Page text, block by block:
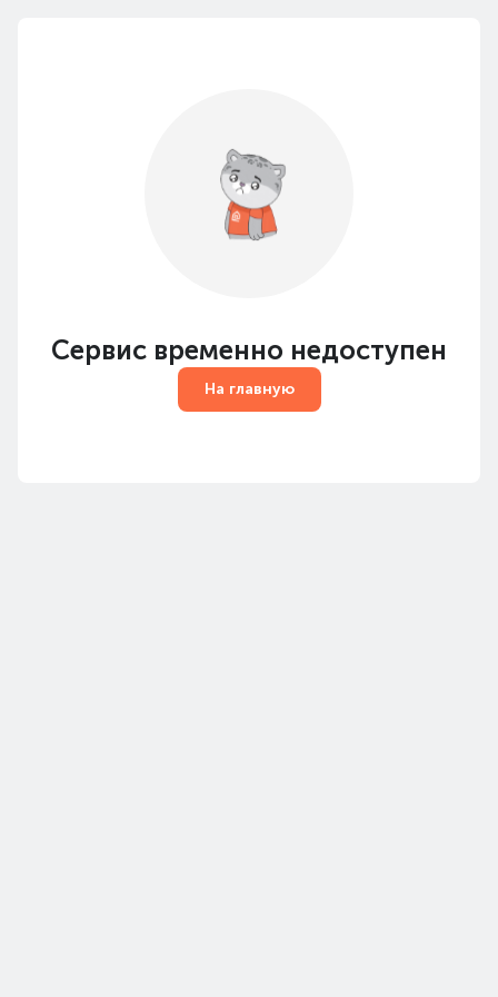
Сервис временно недоступен
На главную